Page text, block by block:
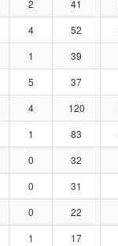
2 41
4 52
1 39
5 37
4 120
1 83
0 32
0 31
0 22
1 17